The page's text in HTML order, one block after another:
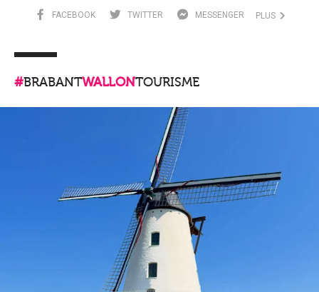
FACEBOOK TWITTER MESSENGER PLUS
#BRABANTWALLONTOURISME